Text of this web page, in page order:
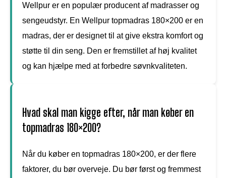
Wellpur er en populær producent af madrasser og
sengeudstyr. En Wellpur topmadras 180×200 er en
madras, der er designet til at give ekstra komfort og
støtte til din seng. Den er fremstillet af høj kvalitet
og kan hjælpe med at forbedre søvnkvaliteten.
Hvad skal man kigge efter, når man køber en
topmadras 180×200?
Når du køber en topmadras 180×200, er der flere
faktorer, du bør overveje. Du bør først og fremmest